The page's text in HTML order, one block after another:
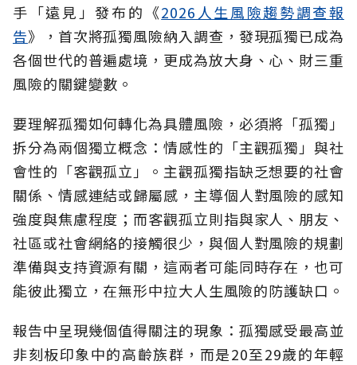
手「遠見」發布的《2026人生風險趨勢調查報
告》，首次將孤獨風險納入調查，發現孤獨已成為
各個世代的普遍處境，更成為放大身、心、財三重
風險的關鍵變數。
要理解孤獨如何轉化為具體風險，必須將「孤獨」
拆分為兩個獨立概念：情感性的「主觀孤獨」與社
會性的「客觀孤立」。主觀孤獨指缺乏想要的社會
關係、情感連結或歸屬感，主導個人對風險的感知
強度與焦慮程度；而客觀孤立則指與家人、朋友、
社區或社會網絡的接觸很少，與個人對風險的規劃
準備與支持資源有關，這兩者可能同時存在，也可
能彼此獨立，在無形中拉大人生風險的防護缺口。
報告中呈現幾個值得關注的現象：孤獨感受最高並
非刻板印象中的高齡族群，而是20至29歲的年輕